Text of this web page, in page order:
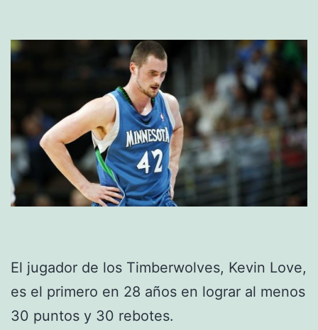
El jugador de los Timberwolves, Kevin Love,
es el primero en 28 años en lograr al menos
30 puntos y 30 rebotes.